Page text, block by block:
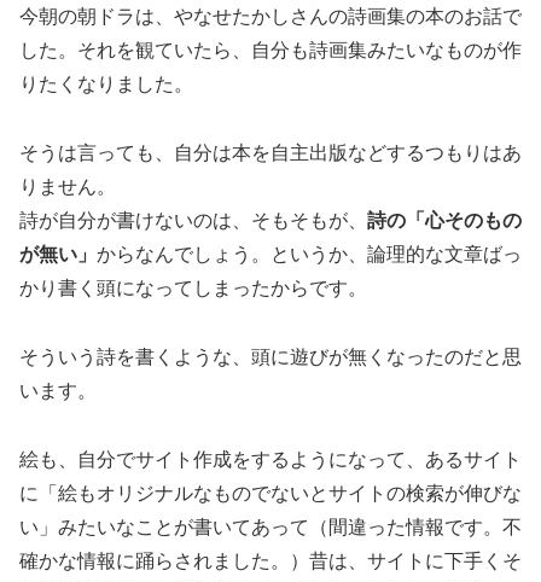
今朝の朝ドラは、やなせたかしさんの詩画集の本のお話で
した。それを観ていたら、自分も詩画集みたいなものが作
りたくなりました。
そうは言っても、自分は本を自主出版などするつもりはあ
りません。
詩が自分が書けないのは、そもそもが、 詩の「心そのもの
が無い」 からなんでしょう。というか、論理的な文章ばっ
かり書く頭になってしまったからです。
そういう詩を書くような、頭に遊びが無くなったのだと思
います。
絵も、自分でサイト作成をするようになって、あるサイト
に「絵もオリジナルなものでないとサイトの検索が伸びな
い」みたいなことが書いてあって（間違った情報です。不
確かな情報に踊らされました。）昔は、サイトに下手くそ